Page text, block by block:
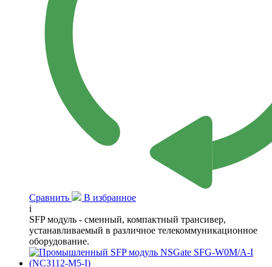
Сравнить
В избранное
i
SFP модуль - сменный, компактный трансивер,
устанавливаемый в различное телекоммуникационное
оборудование.